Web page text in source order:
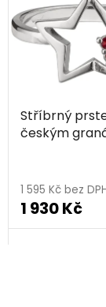
Stříbrný
českým
1 595 Kč bez
1 930 Kč